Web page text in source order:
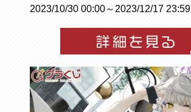
2023/10/30 00:00～2023/12/17 23:59